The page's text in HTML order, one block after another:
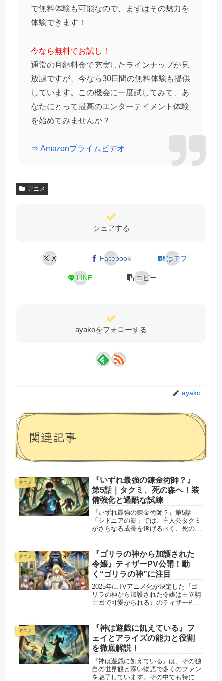
で無料体験も可能なので、まずはその魅力を
体験できます！
今なら無料でお試し！
通常の月額料金で充実したラインナップが見
放題ですが、今なら30日間の無料体験も提供
しています。この機会に一度試してみて、あ
なたにとって最高のエンターテイメント体験
を始めてみませんか？
⇒ Amazonプライムビデオ
アニメ
シェアする
X Facebook はてブ
LINE コピー
ayakoをフォローする
ayako
関連記事
アニメ
『いずれ最強の錬金術師？』
第5話｜タクミ、死の森へ！装
備強化と過酷な試練
『いずれ最強の錬金術師？』第5話
「シドニアの影」では、主人公タクミ
がさらなる成長を遂げるべく、死の森
石の採掘。しかし、その道のりは決し
て平坦ではありません。死の森は強力
な魔...
アニメ
『ゴリラの神から加護された
令嬢』ティザーPV公開！動
く“ゴリラの神”に注目
2025年にTVアニメ化が決定した『ゴ
リラの神から加護された令嬢は王立騎
士団で可愛がられる』のティザーPV
KADOKAWAがアニメ化を手掛ける話
題作です。16歳の誕生日に動物神か
ら...
アニメ
『神は遊戯に飢えている』フ
ェイとアライズの能力と役割
を徹底解説！
『神は遊戯に飢えている』は、その独
自の世界観と深い物語で多くのファン
を魅了しています。その中でも特に注